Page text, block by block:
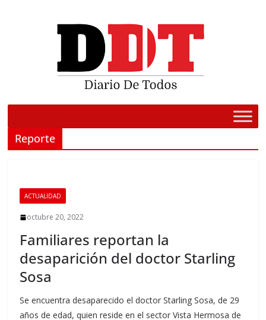
Reporte
ACTUALIDAD
octubre 20, 2022
Familiares reportan la
desaparición del doctor Starling
Sosa
Se encuentra desaparecido el doctor Starling Sosa, de 29
años de edad, quien reside en el sector Vista Hermosa de